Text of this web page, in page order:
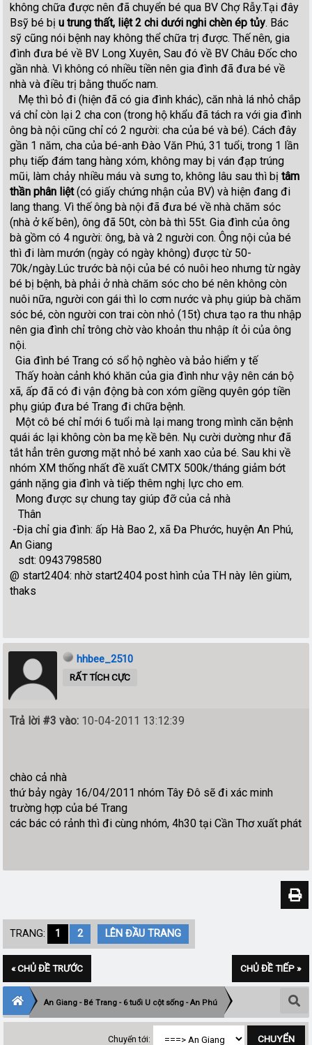
không chữa được nên đã chuyển bé qua BV Chợ Rẫy.Tại đây
Bsỹ bé bịu trung thất, liệt 2 chi dưới nghi chèn ép tủy. Bác
sỹ cũng nói bệnh nay không thể chữa trị được. Thế nên, gia
đình đưa bé về BV Long Xuyên, Sau đó về BV Châu Đốc cho
gần nhà. Vì không có nhiều tiền nên gia đình đã đưa bé về
nhà và điều trị bằng thuốc nam.
Mẹ thì bỏ đi (hiện đã có gia đình khác), căn nhà lá nhỏ chắp
vá chỉ còn lại 2 cha con (trong hộ khẩu đã tách ra với gia đình
ông bà nội cũng chỉ có 2 người: cha của bé và bé). Cách đây
gần 1 năm, cha của bé-anh Đào Văn Phú, 31 tuổi, trong 1 lần
phụ tiếp đám tang hàng xóm, không may bị ván đạp trúng
mũi, làm chảy nhiều máu và sưng to, không lâu sau thì bịtâm
thần phân liệt(có giấy chứng nhận của BV) và hiện đang đi
lang thang. Vì thế ông bà nội đã đưa bé về nhà chăm sóc
(nhà ở kế bên), ông đã 50t, còn bà thì 55t. Gia đình của ông
bà gồm có 4 người: ông, bà và 2 người con. Ông nội của bé
thì đi làm mướn (ngày có ngày không) được từ 50-
70k/ngày.Lúc trước bà nội của bé có nuôi heo nhưng từ ngày
bé bị bệnh, bà phải ở nhà chăm sóc cho bé nên không còn
nuôi nữa, người con gái thì lo cơm nước và phụ giúp bà chăm
sóc bé, còn người con trai còn nhỏ (15t) chưa tạo ra thu nhập
nên gia đình chỉ trông chờ vào khoản thu nhập ít ỏi của ông
nội.
Gia đình bé Trang có sổ hộ nghèo và bảo hiểm y tế
Thấy hoàn cảnh khó khăn của gia đình như vậy nên cán bộ
xã, ấp đã có đi vận động bà con xóm giềng quyên góp tiền
phụ giúp đưa bé Trang đi chữa bệnh.
Một cô bé chỉ mới 6 tuổi mà lại mang trong mình căn bệnh
quái ác lại không còn ba mẹ kề bên. Nụ cười dường như đã
tắt hẳn trên gương mặt nhỏ bé xanh xao của bé. Sau khi về
nhóm XM thống nhất đề xuất CMTX 500k/tháng giảm bớt
gánh nặng gia đình và tiếp thêm nghị lực cho em.
Mong được sự chung tay giúp đỡ của cả nhà
Thân
-Địa chỉ gia đình: ấp Hà Bao 2, xã Đa Phước, huyện An Phú,
An Giang
sdt: 0943798580
@ start2404: nhờ start2404 post hình của TH này lên giùm,
thaks
hhbee_2510
RẤT TÍCH CỰC
Trả lời #3 vào: 10-04-2011 13:12:39
chào cả nhà
thứ bảy ngày 16/04/2011 nhóm Tây Đô sẽ đi xác minh
trường hợp của bé Trang
các bác có rảnh thì đi cùng nhóm, 4h30 tại Cần Thơ xuất phát
TRANG: 1 2 LÊN ĐẦU TRANG
« CHỦ ĐỀ TRƯỚC CHỦ ĐỀ TIẾP »
An Giang - Bé Trang - 6 tuổi U cột sống - An Phú
Chuyển tới: